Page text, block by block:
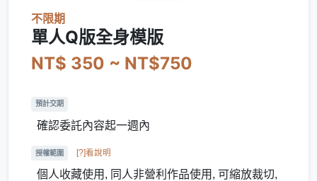
不限期
單人Q版全身模版
NT$ 350 ~ NT$750
預計交期
確認委託內容起一週內
授權範圍 [?]看說明
個人收藏使用, 同人非營利作品使用, 可縮放裁切,